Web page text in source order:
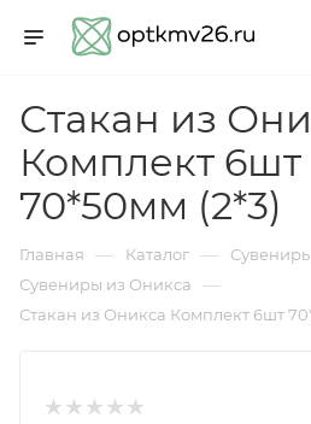
Стакан из
Комплект 6шт
70*50мм (2*3)
Главная — Каталог — Сувениры
Сувениры из Оникса —
Стакан из Оникса Комплект 6шт